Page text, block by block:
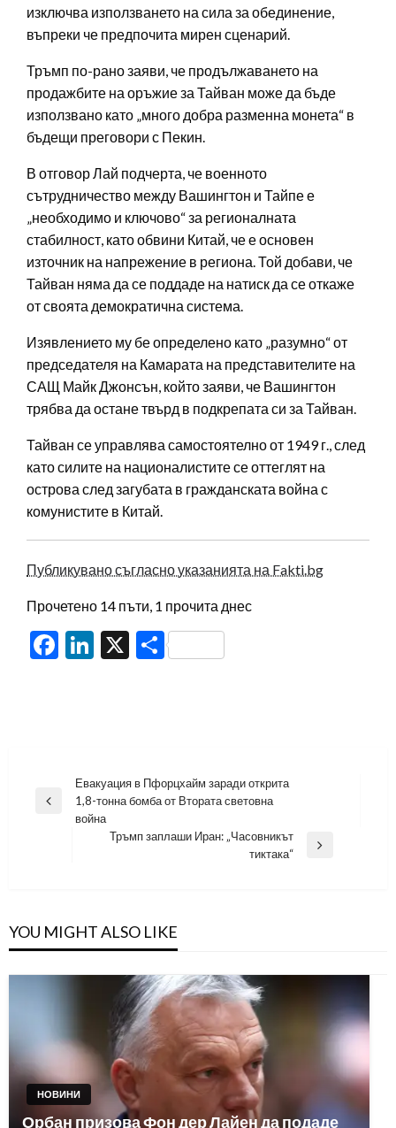
изключва използването на сила за обединение,
въпреки че предпочита мирен сценарий.
Тръмп по-рано заяви, че продължаването на
продажбите на оръжие за Тайван може да бъде
използвано като „много добра разменна монета“ в
бъдещи преговори с Пекин.
В отговор Лай подчерта, че военното
сътрудничество между Вашингтон и Тайпе е
„необходимо и ключово“ за регионалната
стабилност, като обвини Китай, че е основен
източник на напрежение в региона. Той добави, че
Тайван няма да се поддаде на натиск да се откаже
от своята демократична система.
Изявлението му бе определено като „разумно“ от
председателя на Камарата на представителите на
САЩ Майк Джонсън, който заяви, че Вашингтон
трябва да остане твърд в подкрепата си за Тайван.
Тайван се управлява самостоятелно от 1949 г., след
като силите на националистите се оттеглят на
острова след загубата в гражданската война с
комунистите в Китай.
Публикувано съгласно указанията на Fakti.bg
Прочетено 14 пъти, 1 прочита днес
Facebook
LinkedIn
X Share
Навигация
Previous
Евакуация в Пфорцхайм заради открита
1,8-тонна бомба от Втората световна
война
Тръмп заплаши Иран: „Часовникът
тиктака“
YOU MIGHT ALSO LIKE
НОВИНИ
Орбан призова Фон дер Лайен да подаде